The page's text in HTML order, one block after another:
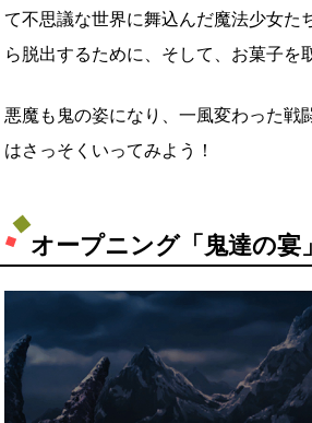
て不思議な世界に舞込んだ魔法少女た
ら脱出するために、そして、お菓子を
悪魔も鬼の姿になり、一風変わった戦
はさっそくいってみよう！
オープニング「鬼達の宴」